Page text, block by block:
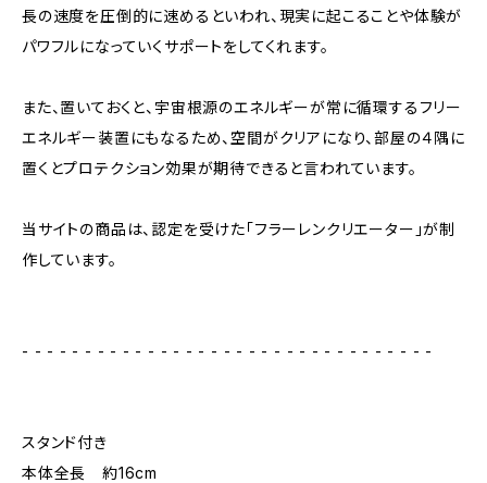
長の速度を圧倒的に速めるといわれ、現実に起こることや体験が
パワフルになっていくサポートをしてくれます。
また、置いておくと、宇宙根源のエネルギーが常に循環するフリー
エネルギー装置にもなるため、空間がクリアになり、部屋の４隅に
置くとプロテクション効果が期待できると言われています。
当サイトの商品は、認定を受けた「フラーレンクリエーター」が制
作しています。
- - - - - - - - - - - - - - - - - - - - - - - - - - - - - - - - -
スタンド付き
本体全長 約16cm